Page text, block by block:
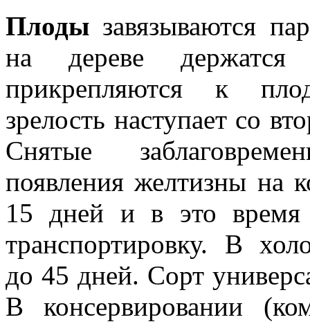
Плоды завязываются
на дереве
прикрепляются к
зрелость наступает со
Снятые
появления желтизны на
15 дней и в это вре­мя
транспортировку. В
до 45 дней. Сорт
В консервировании